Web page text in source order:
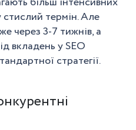
стислий термін. Але
через 3-7 тижнів, а
вкладень у SEO
стратегії.